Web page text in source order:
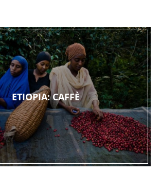
ETIOPIA: CAFFÈ